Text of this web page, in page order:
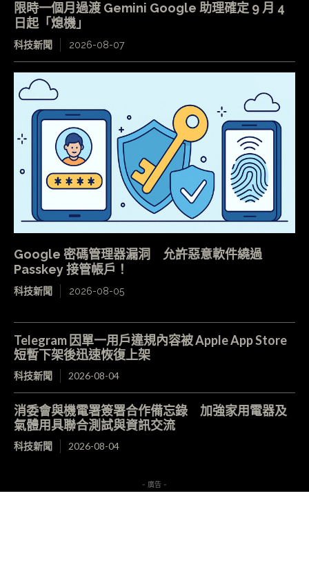
限時一個月過渡 Gemini Google 助理確定 9 月 4
日起「熄機」
科技新聞 2026-08-07
Google 密碼管理器漏洞 允許惡意軟件繞過
Passkey 接管帳戶！
科技新聞 2026-08-05
Telegram 因單一用戶違規內容被 Apple App Store
短暫下架後迅速恢復上架
科技新聞 2026-08-04
消委會與機電署簽署合作備忘錄 加強家用電器及
氣體用具聯合測試與資訊交流
科技新聞 2026-08-04
- 廣告 -